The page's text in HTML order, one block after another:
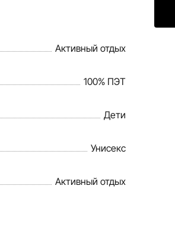
Активный отдых
100% ПЭТ
Дети
Унисекс
Активный отдых